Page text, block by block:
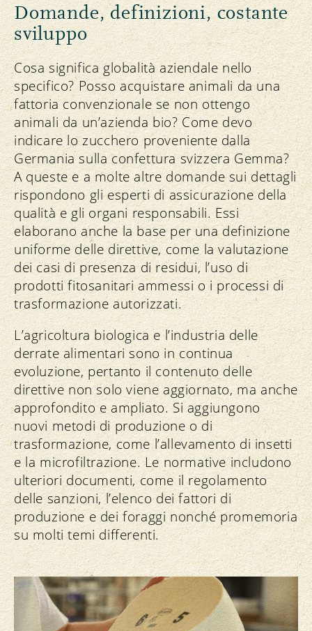
Domande, definizioni, costante
sviluppo
Cosa significa globalità aziendale nello
specifico? Posso acquistare animali da una
fattoria convenzionale se non ottengo
animali da un’azienda bio? Come devo
indicare lo zucchero proveniente dalla
Germania sulla confettura svizzera Gemma?
A queste e a molte altre domande sui dettagli
rispondono gli esperti di assicurazione della
qualità e gli organi responsabili. Essi
elaborano anche la base per una definizione
uniforme delle direttive, come la valutazione
dei casi di presenza di residui, l’uso di
prodotti fitosanitari ammessi o i processi di
trasformazione autorizzati.
L’agricoltura biologica e l’industria delle
derrate alimentari sono in continua
evoluzione, pertanto il contenuto delle
direttive non solo viene aggiornato, ma anche
approfondito e ampliato. Si aggiungono
nuovi metodi di produzione o di
trasformazione, come l’allevamento di insetti
e la microfiltrazione. Le normative includono
ulteriori documenti, come il regolamento
delle sanzioni, l’elenco dei fattori di
produzione e dei foraggi nonché promemoria
su molti temi differenti.